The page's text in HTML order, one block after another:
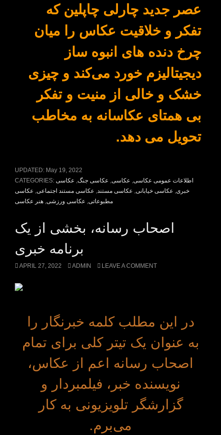
عصر جدید چارلی چاپلین که
تفکر و خلاقیت عکاس را میان
چرخ دنده های انبوه ساز
دیجیتالیزم خورد می‌کند و چیزی
خشک و خالی از منیت و تفکر
بی همتای عکاسانه به مخاطب
تحویل می دهد.
UPDATED: May 19, 2022
CATEGORIES:
اطلاعات عمومی عکاسی, عکاسی, عکاسی جنگ, عکاسی
خبری, عکاسی خیابانی, عکاسی مستند, عکاسی مستند اجتماعی, عکاسی
مطبوعاتی, عکاسی ورزشی, هنر عکاسی
اصحاب رسانه، بخشی از یک
برنامه خبری
APRIL 27, 2022 ADMIN LEAVE A COMMENT
در این مطلب کلمه خبرنگار را
به عنوان یک تیتر کلی برای تمام
اصحاب رسانه اعم از عکاس،
نویسنده خبر، فیلمبردار و
گزارشگر تلویزیونی به کار
می‌برم.